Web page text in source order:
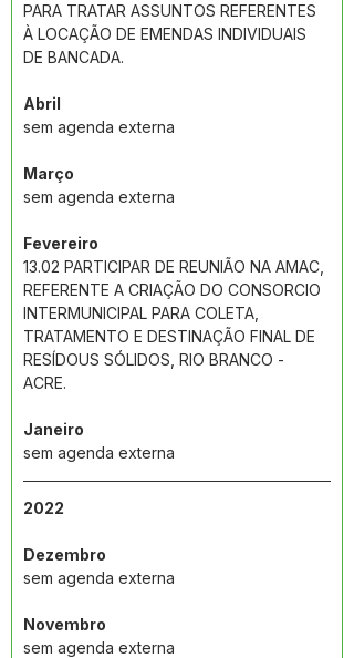
PARA TRATAR ASSUNTOS REFERENTES
À LOCAÇÃO DE EMENDAS INDIVIDUAIS
DE BANCADA.
Abril
sem agenda externa
Março
sem agenda externa
Fevereiro
13.02 PARTICIPAR DE REUNIÃO NA AMAC,
REFERENTE A CRIAÇÃO DO CONSORCIO
INTERMUNICIPAL PARA COLETA,
TRATAMENTO E DESTINAÇÃO FINAL DE
RESÍDOUS SÓLIDOS, RIO BRANCO -
ACRE.
Janeiro
sem agenda externa
2022
Dezembro
sem agenda externa
Novembro
sem agenda externa